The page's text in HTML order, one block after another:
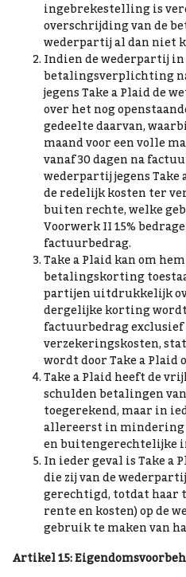
ingebrekestelling is
overschrijding van de
wederpartij al dan niet
Indien de wederpartij
betalingsverplichting
jegens Take a Plaid de
over het nog
gedeelte daarvan,
maand voor een volle
vanaf 30 dagen na
wederpartij jegens
de redelijk kosten ter
buiten rechte, welke
Voorwerk II 15%
factuurbedrag.
Take a Plaid kan om
betalingskorting
partijen uitdrukkelijk
dergelijke korting
factuurbedrag
verzekeringskosten,
wordt door Take a Plaid
Take a Plaid heeft de
schulden betalingen
toegerekend, maar in
allereerst in mindering
en buitengerechtelijke
In ieder geval is Take a
die zij van de
gerechtigd, totdat
rente en kosten) op de
gebruik te maken van
Artikel 15: